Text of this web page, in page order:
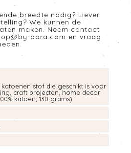
breedte nodig? Liever
We kunnen de
maken. Neem contact
bora.com en vraag
stof die geschikt is voor
craft projecten, home decor
katoen, 130 grams)